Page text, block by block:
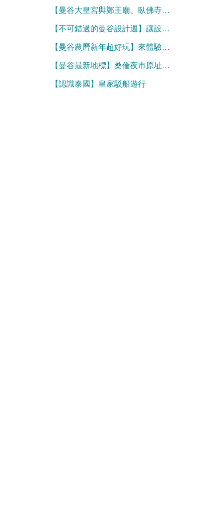
【曼谷大皇宮與鄭王廟、臥佛寺等重要寺廟參觀必看】服裝規定與官方網站購票資訊
【不可錯過的曼谷設計週】讓設計走進生活，泰國創意大爆發
【曼谷農曆新年超好玩】來體驗濃濃的年味！
【曼谷最新地標】桑倫夜市原址化身為好逛的One Bangkok
【認識泰國】皇家駁船遊行